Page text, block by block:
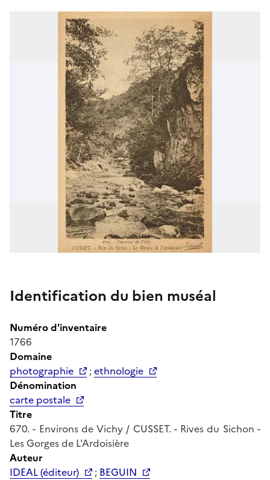
Identification du bien muséal
Numéro d'inventaire
1766
Domaine
photographie
;ethnologie
Dénomination
carte postale
Titre
670. - Environs de Vichy / CUSSET. - Rives du Sichon -
Les Gorges de L'Ardoisière
Auteur
IDEAL (éditeur)
; BEGUIN